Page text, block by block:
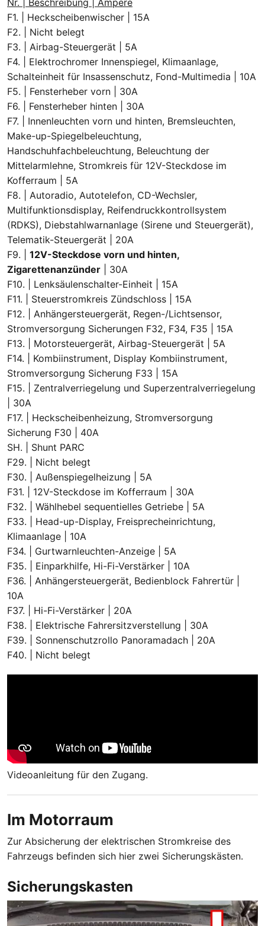
F1. | Heckscheibenwischer | 15A
F2. | Nicht belegt
F3. | Airbag-Steuergerät | 5A
F4. | Elektrochromer Innenspiegel, Klimaanlage,
Schalteinheit für Insassenschutz, Fond-Multimedia | 10A
F5. | Fensterheber vorn | 30A
F6. | Fensterheber hinten | 30A
F7. | Innenleuchten vorn und hinten, Bremsleuchten,
Make-up-Spiegelbeleuchtung,
Handschuhfachbeleuchtung, Beleuchtung der
Mittelarmlehne, Stromkreis für 12V-Steckdose im
Kofferraum | 5A
F8. | Autoradio, Autotelefon, CD-Wechsler,
Multifunktionsdisplay, Reifendruckkontrollsystem
(RDKS), Diebstahlwarnanlage (Sirene und Steuergerät),
Telematik-Steuergerät | 20A
F9. | 12V-Steckdose vorn und hinten,
Zigarettenanzünder | 30A
F10. | Lenksäulenschalter-Einheit | 15A
F11. | Steuerstromkreis Zündschloss | 15A
F12. | Anhängersteuergerät, Regen-/Lichtsensor,
Stromversorgung Sicherungen F32, F34, F35 | 15A
F13. | Motorsteuergerät, Airbag-Steuergerät | 5A
F14. | Kombiinstrument, Display Kombiinstrument,
Stromversorgung Sicherung F33 | 15A
F15. | Zentralverriegelung und Superzentralverriegelung
| 30A
F17. | Heckscheibenheizung, Stromversorgung
Sicherung F30 | 40A
SH. | Shunt PARC
F29. | Nicht belegt
F30. | Außenspiegelheizung | 5A
F31. | 12V-Steckdose im Kofferraum | 30A
F32. | Wählhebel sequentielles Getriebe | 5A
F33. | Head-up-Display, Freisprecheinrichtung,
Klimaanlage | 10A
F34. | Gurtwarnleuchten-Anzeige | 5A
F35. | Einparkhilfe, Hi-Fi-Verstärker | 10A
F36. | Anhängersteuergerät, Bedienblock Fahrertür |
10A
F37. | Hi-Fi-Verstärker | 20A
F38. | Elektrische Fahrersitzverstellung | 30A
F39. | Sonnenschutzrollo Panoramadach | 20A
F40. | Nicht belegt
Videoanleitung für den Zugang.
Im Motorraum
Zur Absicherung der elektrischen Stromkreise des
Fahrzeugs befinden sich hier zwei Sicherungskästen.
Sicherungskasten